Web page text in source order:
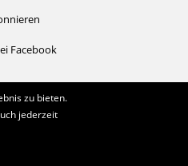
Facebook
zu bieten.
jederzeit